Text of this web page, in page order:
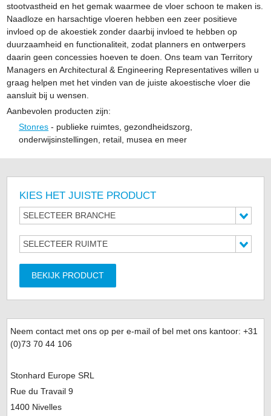
stootvastheid en het gemak waarmee de vloer schoon te maken is.
Naadloze en harsachtige vloeren hebben een zeer positieve
invloed op de akoestiek zonder daarbij invloed te hebben op
duurzaamheid en functionaliteit, zodat planners en ontwerpers
daarin geen concessies hoeven te doen. Ons team van Territory
Managers en Architectural & Engineering Representatives willen u
graag helpen met het vinden van de juiste akoestische vloer die
aansluit bij u wensen.
Aanbevolen producten zijn:
Stonres - publieke ruimtes, gezondheidszorg,
onderwijsinstellingen, retail, musea en meer
KIES HET JUISTE PRODUCT
SELECTEER BRANCHE
SELECTEER RUIMTE
BEKIJK PRODUCT
Neem contact met ons op per e-mail of bel met ons kantoor: +31
(0)73 70 44 106
Stonhard Europe SRL
Rue du Travail 9
1400 Nivelles